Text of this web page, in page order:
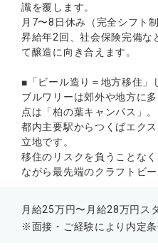
識を覆します。
月7〜8日休み（完全シフト
昇給年2回、社会保険完備な
て醸造に向き合えます。
■「ビール造り＝地方移住」
ブルワリーは郊外や地方に
点は「柏の葉キャンパス」。
都内主要駅からつくばエク
立地です。
移住のリスクを負うことな
ながら最先端のクラフトビ
月給25万円〜月給28万円ス
※面接・ご経験により内定条